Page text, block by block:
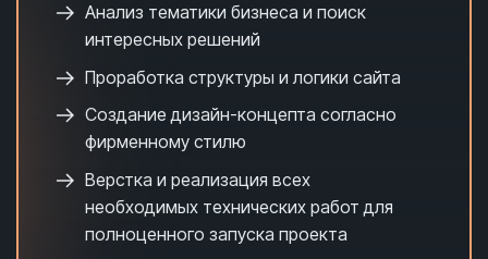
Анализ тематики бизнеса и поиск
интересных решений
Проработка структуры и логики сайта
Создание дизайн-концепта согласно
фирменному стилю
Верстка и реализация всех
необходимых технических работ для
полноценного запуска проекта